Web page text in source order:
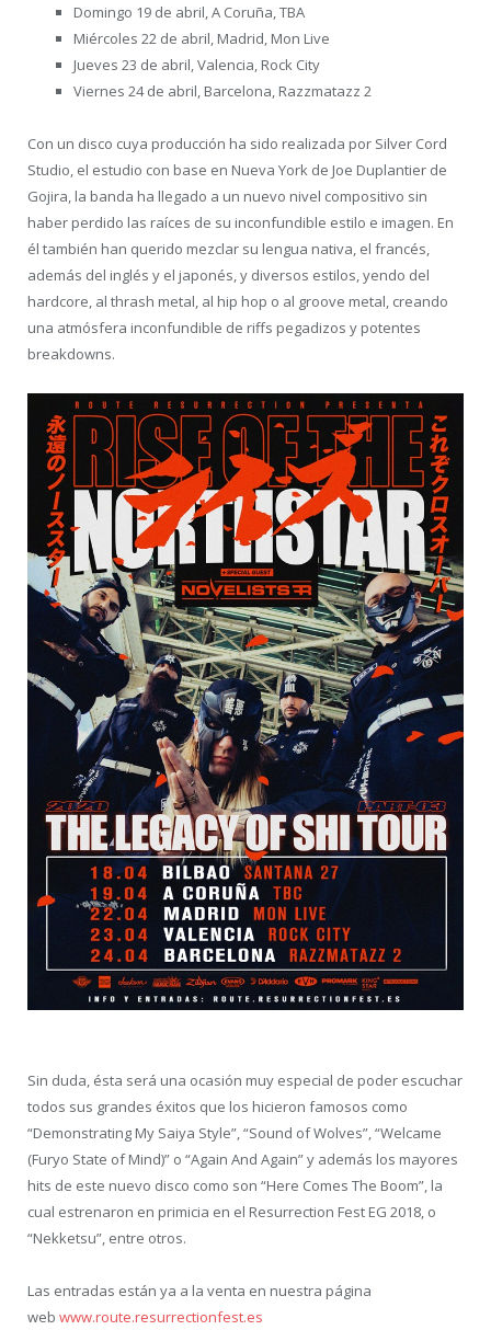
Domingo 19 de abril, A Coruña, TBA
Miércoles 22 de abril, Madrid, Mon Live
Jueves 23 de abril, Valencia, Rock City
Viernes 24 de abril, Barcelona, Razzmatazz 2
Con un disco cuya producción ha sido realizada por Silver Cord
Studio, el estudio con base en Nueva York de Joe Duplantier de
Gojira, la banda ha llegado a un nuevo nivel compositivo sin
haber perdido las raíces de su inconfundible estilo e imagen. En
él también han querido mezclar su lengua nativa, el francés,
además del inglés y el japonés, y diversos estilos, yendo del
hardcore, al thrash metal, al hip hop o al groove metal, creando
una atmósfera inconfundible de riffs pegadizos y potentes
breakdowns.
Sin duda, ésta será una ocasión muy especial de poder escuchar
todos sus grandes éxitos que los hicieron famosos como
“Demonstrating My Saiya Style”, “Sound of Wolves”, “Welcame
(Furyo State of Mind)” o “Again And Again” y además los mayores
hits de este nuevo disco como son “Here Comes The Boom”, la
cual estrenaron en primicia en el Resurrection Fest EG 2018, o
“Nekketsu”, entre otros.
Las entradas están ya a la venta en nuestra página
web www.route.resurrectionfest.es